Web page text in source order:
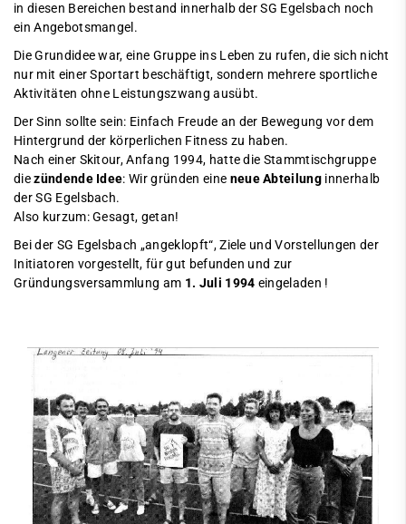
in diesen Bereichen bestand innerhalb der SG Egelsbach noch
ein Angebotsmangel.
Die Grundidee war, eine Gruppe ins Leben zu rufen, die sich nicht
nur mit einer Sportart beschäftigt, sondern mehrere sportliche
Aktivitäten ohne Leistungszwang ausübt.
Der Sinn sollte sein: Einfach Freude an der Bewegung vor dem
Hintergrund der körperlichen Fitness zu haben.
Nach einer Skitour, Anfang 1994, hatte die Stammtischgruppe
diezündende Idee: Wir gründen eine neue Abteilung innerhalb
der SG Egelsbach.
Also kurzum: Gesagt, getan!
Bei der SG Egelsbach „angeklopft“, Ziele und Vorstellungen der
Initiatoren vorgestellt, für gut befunden und zur
Gründungsversammlung am 1. Juli 1994 eingeladen !